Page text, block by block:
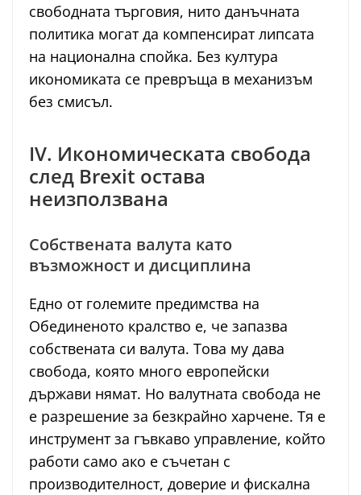
свободната търговия, нито данъчната
политика могат да компенсират липсата
на национална спойка. Без култура
икономиката се превръща в механизъм
без смисъл.
IV. Икономическата свобода
след Brexit остава
неизползвана
Собствената валута като
възможност и дисциплина
Едно от големите предимства на
Обединеното кралство е, че запазва
собствената си валута. Това му дава
свобода, която много европейски
държави нямат. Но валутната свобода не
е разрешение за безкрайно харчене. Тя е
инструмент за гъвкаво управление, който
работи само ако е съчетан с
производителност, доверие и фискална